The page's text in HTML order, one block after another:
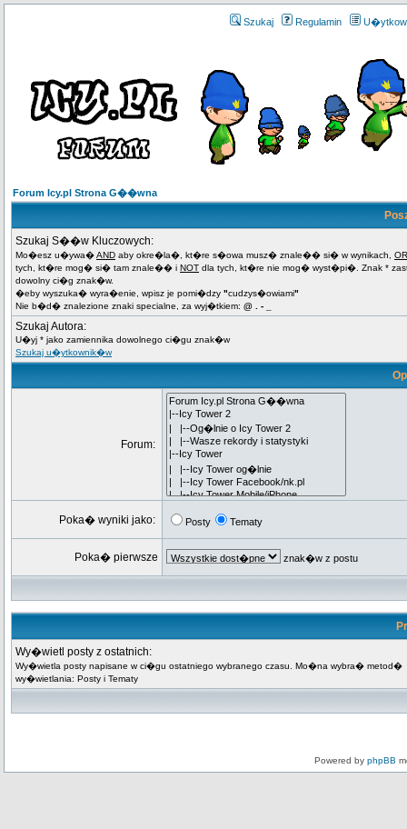
Szukaj Regulamin
Forum Icy.pl Strona G��wna
Szukaj S��w Kluczowych:
Mo�esz u�ywa�AND aby okre�la�, kt�re s�owa musz� znale�� si� w wynikach, OR
tych, kt�re mog� si� tam znale�� i NOT dla tych, kt�re nie mog� wyst�pi�. Znak *
dowolny ci�g znak�w.
�eby wyszuka� wyra�enie, wpisz je pomi�dzy "cudzys�owiami"
Nie b�d� znalezione znaki specialne, za wyj�tkiem: @ . - _
Szukaj Autora:
U�yj * jako zamiennika dowolnego ci�gu znak�w
Szukaj u�ytkownik�w
Forum:
Poka� wyniki jako: Posty Tematy
Poka� pierwsze znak�w z postu
Wy�wietl posty z ostatnich:
Wy�wietla posty napisane w ci�gu ostatniego wybranego czasu. Mo�na wybra� metod�
wy�wietlania: Posty i Tematy
Powered by phpBB